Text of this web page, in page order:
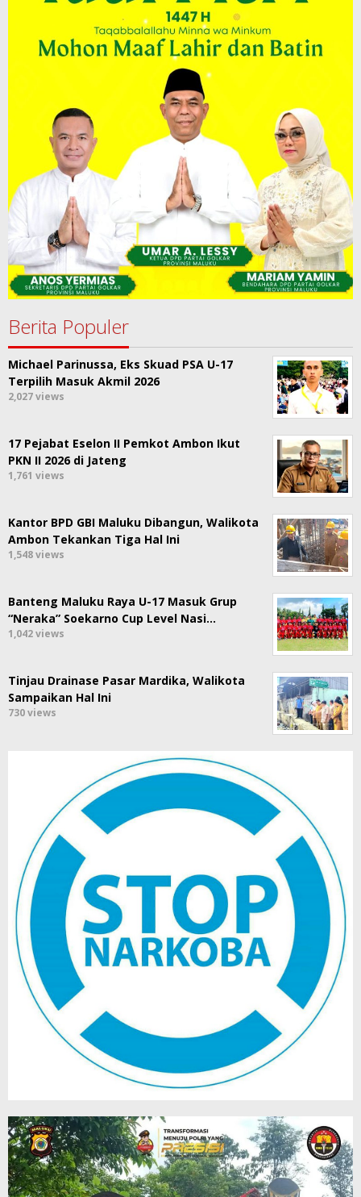
Berita Populer
Michael Parinussa, Eks Skuad PSA U-17
Terpilih Masuk Akmil 2026
2,027 views
17 Pejabat Eselon II Pemkot Ambon Ikut
PKN II 2026 di Jateng
1,761 views
Kantor BPD GBI Maluku Dibangun, Walikota
Ambon Tekankan Tiga Hal Ini
1,548 views
Banteng Maluku Raya U-17 Masuk Grup
“Neraka” Soekarno Cup Level Nasi…
1,042 views
Tinjau Drainase Pasar Mardika, Walikota
Sampaikan Hal Ini
730 views